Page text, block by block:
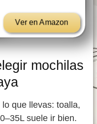
Ver en Amazon
mochilas
que llevas: toalla,
suele ir bien.